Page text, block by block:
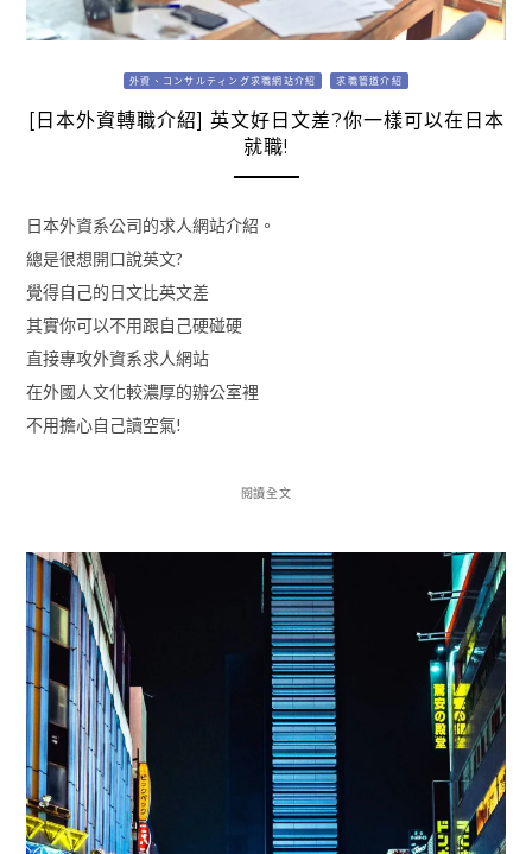
外資、コンサルティング求職網站介紹 求職管道介紹
[日本外資轉職介紹] 英文好日文差?你一樣可以在日本
就職!
日本外資系公司的求人網站介紹。
總是很想開口說英文?
覺得自己的日文比英文差
其實你可以不用跟自己硬碰硬
直接專攻外資系求人網站
在外國人文化較濃厚的辦公室裡
不用擔心自己讀空氣!
閱讀全文